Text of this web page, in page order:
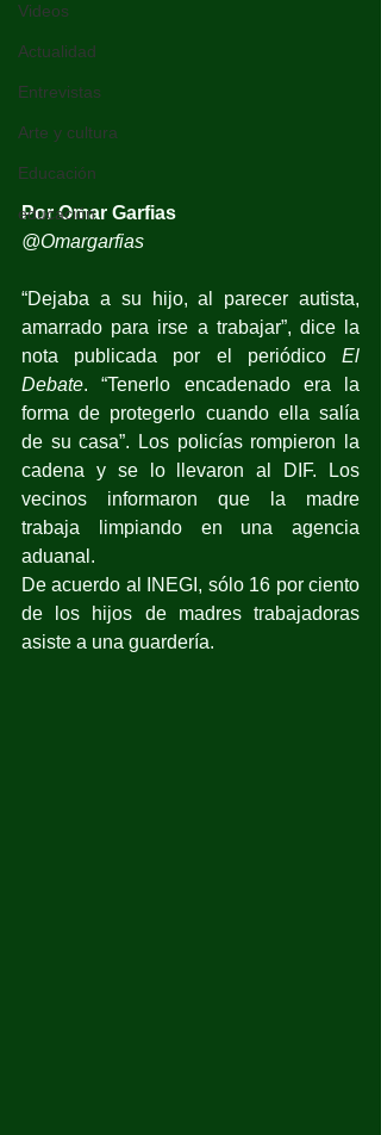
Videos
Actualidad
Entrevistas
Arte y cultura
Educación
educación
Por Omar Garfias
@Omargarfias
“Dejaba a su hijo, al parecer autista,
amarrado para irse a trabajar”, dice la
nota publicada por el periódico El
Debate. “Tenerlo encadenado era la
forma de protegerlo cuando ella salía
de su casa”. Los policías rompieron la
cadena y se lo llevaron al DIF. Los
vecinos informaron que la madre
trabaja limpiando en una agencia
aduanal.
De acuerdo al INEGI, sólo 16 por ciento
de los hijos de madres trabajadoras
asiste a una guardería.